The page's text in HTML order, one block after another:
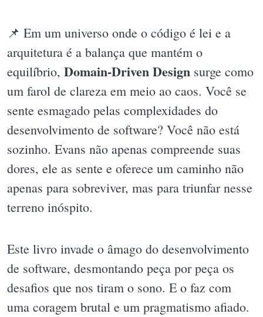
📌 Em um universo onde o código é lei e a
arquitetura é a balança que mantém o
equilíbrio, Domain-Driven Design surge como
um farol de clareza em meio ao caos. Você se
sente esmagado pelas complexidades do
desenvolvimento de software? Você não está
sozinho. Evans não apenas compreende suas
dores, ele as sente e oferece um caminho não
apenas para sobreviver, mas para triunfar nesse
terreno inóspito.
Este livro invade o âmago do desenvolvimento
de software, desmontando peça por peça os
desafios que nos tiram o sono. E o faz com
uma coragem brutal e um pragmatismo afiado.